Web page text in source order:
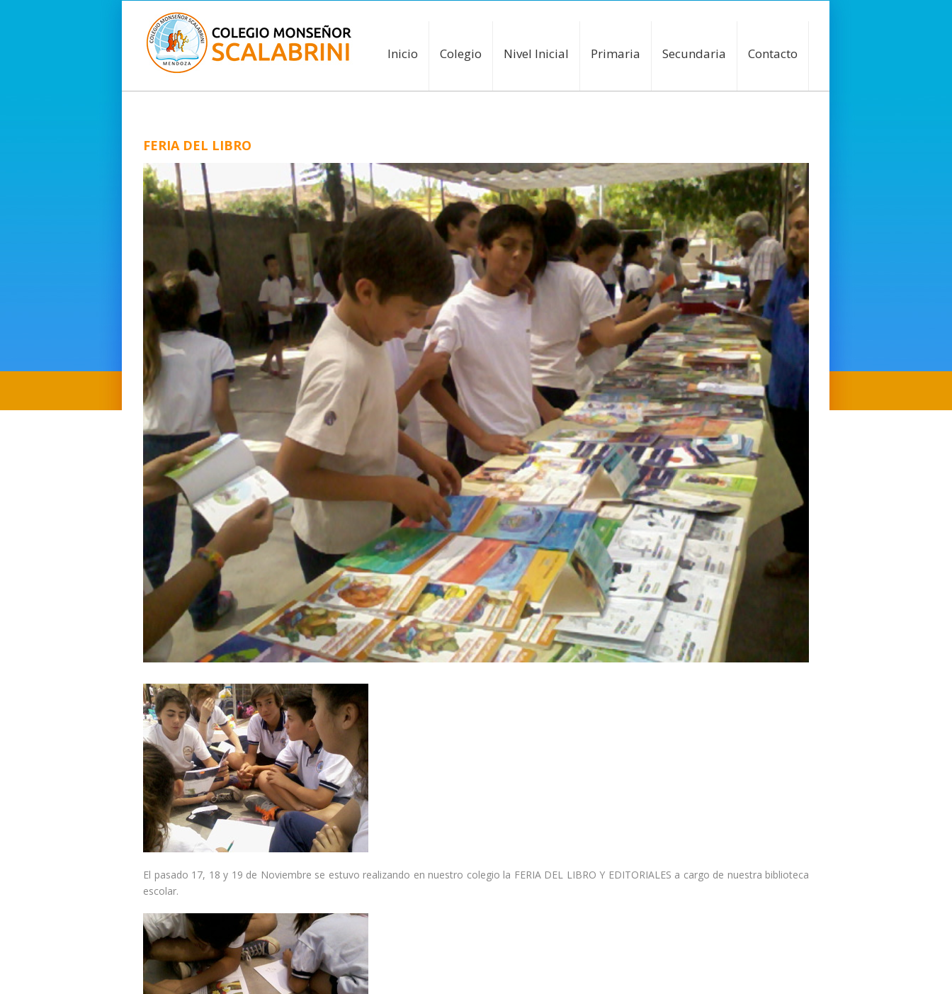
Inicio Colegio Nivel Inicial Primaria Secundaria Contacto
FERIA DEL LIBRO
El pasado 17, 18 y 19 de Noviembre se estuvo realizando en nuestro colegio la FERIA DEL LIBRO Y EDITORIALES a cargo de nuestra biblioteca
escolar.